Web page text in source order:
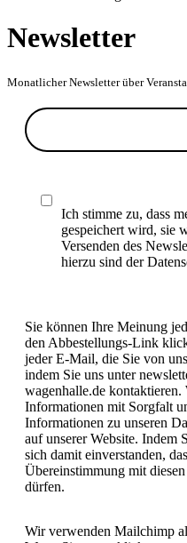
Newsletter
Monatlicher Newsletter über
Ich stimme zu, dass
gespeichert wird, sie
Versenden des
hierzu sind der
Sie können Ihre Meinung
den Abbestellungs-Link
jeder E-Mail, die Sie von
indem Sie uns unter
wagenhalle.de
Informationen mit Sorgfalt
Informationen zu unseren
auf unserer Website. Indem
sich damit einverstanden,
Übereinstimmung mit
dürfen.
Wir verwenden Mailchimp